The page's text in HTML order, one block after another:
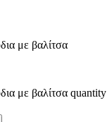
με βαλίτσα
με βαλίτσα quantity